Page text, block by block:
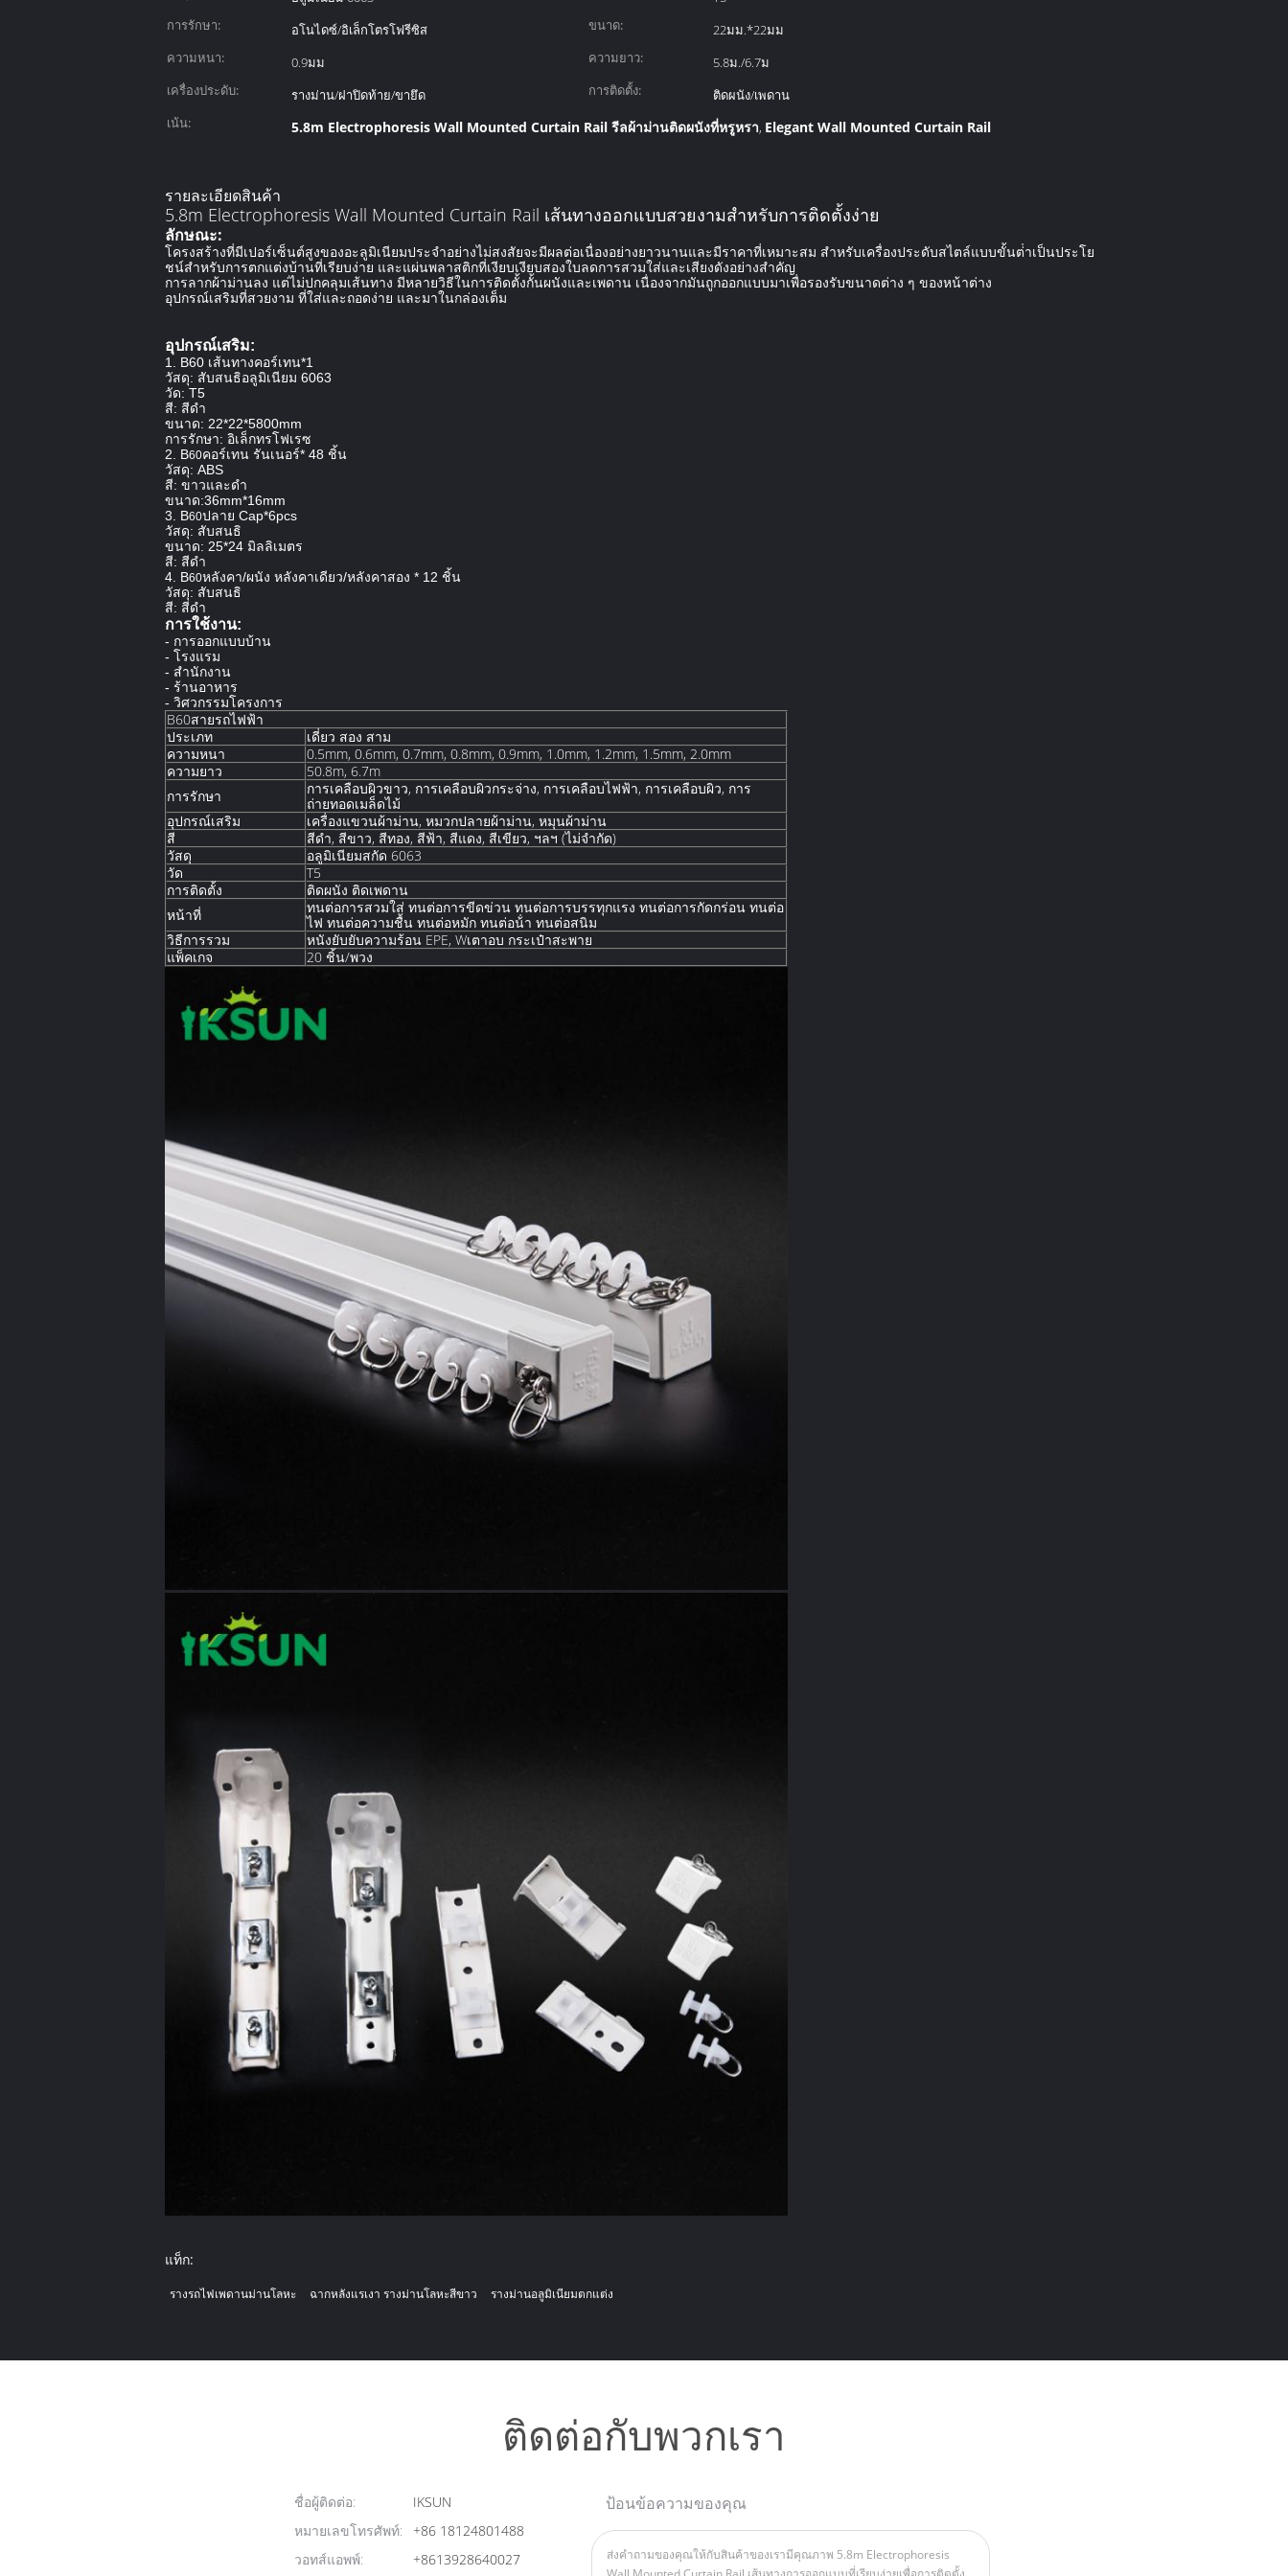
การรักษา:
อโนไดซ์/อิเล็กโตรโฟรีซิส ขนาด:
22มม.*22มม
ความหนา:
0.9มม ความยาว:
5.8ม./6.7ม
เครื่องประดับ:
รางม่าน/ฝาปิดท้าย/ขายึด การติดตั้ง:
ติดผนัง/เพดาน
เน้น:
5.8m Electrophoresis Wall Mounted Curtain Rail รีลผ้าม่านติดผนังที่หรูหรา, Elegant Wall Mounted Curtain Rail
รายละเอียดสินค้า
5.8m Electrophoresis Wall Mounted Curtain Rail เส้นทางออกแบบสวยงามสําหรับการติดตั้งง่าย
ลักษณะ:
โครงสร้างที่มีเปอร์เซ็นต์สูงของอะลูมิเนียมประจําอย่างไม่สงสัยจะมีผลต่อเนื่องอย่างยาวนานและมีราคาที่เหมาะสม สําหรับเครื่องประดับสไตล์แบบขั้นต่ําเป็นประโย
ชน์สําหรับการตกแต่งบ้านที่เรียบง่าย และแผ่นพลาสติกที่เงียบเงียบสองใบลดการสวมใส่และเสียงดังอย่างสําคัญ
การลากผ้าม่านลง แต่ไม่ปกคลุมเส้นทาง มีหลายวิธีในการติดตั้งกั้นผนังและเพดาน เนื่องจากมันถูกออกแบบมาเพื่อรองรับขนาดต่าง ๆ ของหน้าต่าง
อุปกรณ์เสริมที่สวยงาม ที่ใส่และถอดง่าย และมาในกล่องเต็ม
อุปกรณ์เสริม:
1. B60 เส้นทางคอร์เทน*1
วัสดุ: สับสนธิอลูมิเนียม 6063
วัด: T5
สี: สีดํา
ขนาด: 22*22*5800mm
การรักษา: อิเล็กทรโฟเรซ
2. B60คอร์เทน รันเนอร์* 48 ชิ้น
วัสดุ: ABS
สี: ขาวและดํา
ขนาด:36mm*16mm
3. B60ปลาย Cap*6pcs
วัสดุ: สับสนธิ
ขนาด: 25*24 มิลลิเมตร
สี: สีดํา
4. B60หลังคา/ผนัง หลังคาเดียว/หลังคาสอง * 12 ชิ้น
วัสดุ: สับสนธิ
สี: สีดํา
การใช้งาน:
- การออกแบบบ้าน
- โรงแรม
- สํานักงาน
- ร้านอาหาร
- วิศวกรรมโครงการ
B60สายรถไฟฟ้า
ประเภท
เดี่ยว สอง สาม
ความหนา
0.5mm, 0.6mm, 0.7mm, 0.8mm, 0.9mm, 1.0mm, 1.2mm, 1.5mm, 2.0mm
ความยาว
50.8m, 6.7m
การรักษา
การเคลือบผิวขาว, การเคลือบผิวกระจ่าง, การเคลือบไฟฟ้า, การเคลือบผิว, การ
ถ่ายทอดเมล็ดไม้
อุปกรณ์เสริม
เครื่องแขวนผ้าม่าน, หมวกปลายผ้าม่าน, หมุนผ้าม่าน
สี
สีดํา, สีขาว, สีทอง, สีฟ้า, สีแดง, สีเขียว, ฯลฯ (ไม่จํากัด)
วัสดุ
อลูมิเนียมสกัด 6063
วัด
T5
การติดตั้ง
ติดผนัง ติดเพดาน
หน้าที่
ทนต่อการสวมใส่ ทนต่อการขีดข่วน ทนต่อการบรรทุกแรง ทนต่อการกัดกร่อน ทนต่อ
ไฟ ทนต่อความชื้น ทนต่อหมัก ทนต่อน้ํา ทนต่อสนิม
วิธีการรวม
หนังยับยับความร้อน EPE, Wเตาอบ กระเป๋าสะพาย
แพ็คเกจ
20 ชิ้น/พวง
แท็ก:
รางรถไฟเพดานม่านโลหะ ฉากหลังแรเงา รางม่านโลหะสีขาว รางม่านอลูมิเนียมตกแต่ง
ติดต่อกับพวกเรา
ชื่อผู้ติดต่อ:
IKSUN
หมายเลขโทรศัพท์:
+86 18124801488
วอทส์แอพพ์:
+8613928640027
ป้อนข้อความของคุณ